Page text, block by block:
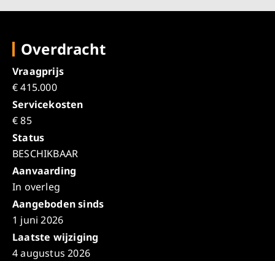
Overdracht
Vraagprijs
€ 415.000
Servicekosten
€ 85
Status
BESCHIKBAAR
Aanvaarding
In overleg
Aangeboden sinds
1 juni 2026
Laatste wijziging
4 augustus 2026